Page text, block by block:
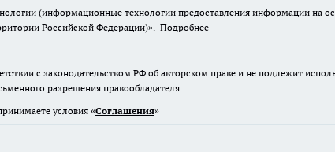
(информационные технологии предоставления информации на
Российской Федерации)». Подробнее
с законодательством РФ об авторском праве и не подлежит
разрешения правообладателя.
условия «Cоглашения»